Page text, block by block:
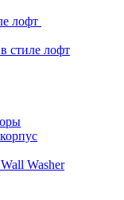
лофт
стиле лофт
Washer